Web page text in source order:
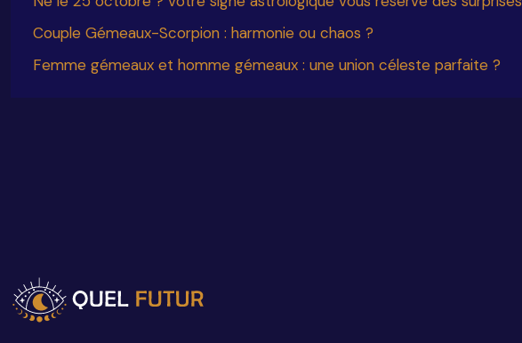
Couple Gémeaux-Scorpion : harmonie ou chaos ?
Femme gémeaux et homme gémeaux : une union céleste parfaite ?